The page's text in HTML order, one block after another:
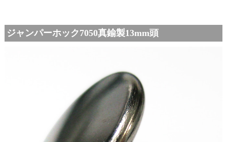
ジャンパーホック7050真鍮製13mm頭